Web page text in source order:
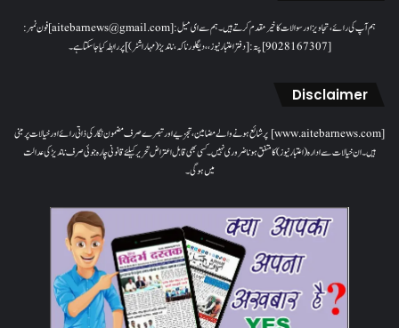
ہم آپ کی رائے، تجاویز اور سوالات کا خیرمقدم کرتے ہیں۔ ہم سےای میل: [aitebarnews@gmail.com]فون نمبر:
[9028167307]پتہ: [دفتر اعتبار نیوز، ، دیگلور ناکہ، ناندیڑ(مہاراشٹر) ] پر رابطہ کیا جاسکتا ہے۔
Disclaimer
[www.aitebarnews.com] پر شائع ہونے والے مضامین، تجزیے اور تبصرے صرف مضمون نگار کی ذاتی رائے اور خیالات پر مبنی
ہیں۔ ان خیالات سے ادارہ (اعتبار نیوز) کا متفق ہونا ضروری نہیں۔ کسی بھی قابل اعتراض تحریر کیلئے قانونی چارہ جوئی صرف ناندیڑ کی عدالت
میں ہوگی۔